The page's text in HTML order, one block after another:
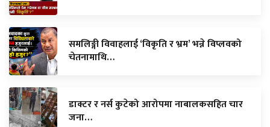
समलिङ्गी विवाहलाई ‘विकृति र भ्रम’ भन्ने विप्लवको
चेतनामाथि…
डाक्टर र नर्स कुटेको आरोपमा नाबालकसहित चार
जना…